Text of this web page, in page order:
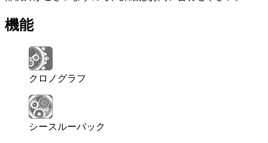
機能
クロノグラフ
シースルーバック